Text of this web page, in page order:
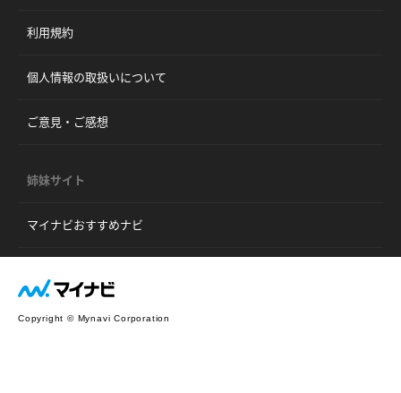
利用規約
個人情報の取扱いについて
ご意見・ご感想
姉妹サイト
マイナビおすすめナビ
Copyright © Mynavi Corporation